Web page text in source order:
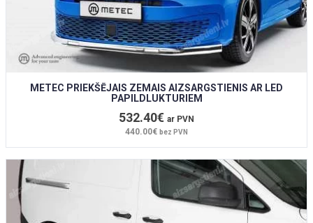
METEC PRIEKŠĒJAIS ZEMAIS AIZSARGSTIENIS AR LED
PAPILDLUKTURIEM
532.40€ ar PVN
440.00€ bez PVN